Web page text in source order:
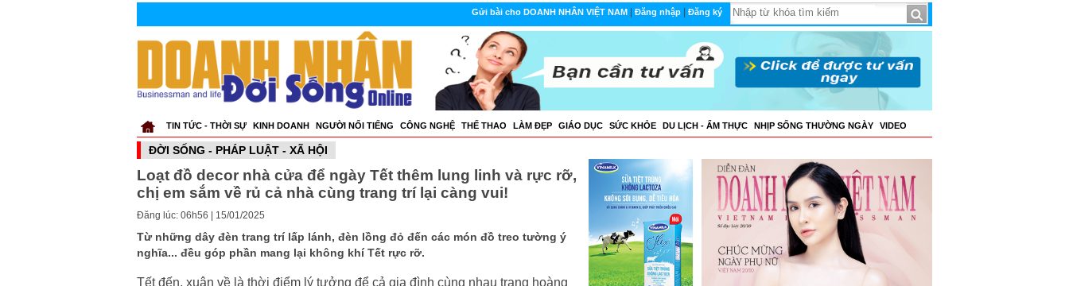
Gửi bài cho DOANH NHÂN VIỆT NAM| Đăng nhập| Đăng ký
TIN TỨC - THỜI SỰ KINH DOANH NGƯỜI NỔI TIẾNG CÔNG NGHỆ THẾ THAO LÀM ĐẸP GIÁO DỤC SỨC KHỎE DU LỊCH - ẨM THỰC NHỊP SỐNG THƯỜNG NGÀY VIDEO
ĐỜI SỐNG - PHÁP LUẬT - XÃ HỘI
Loạt đồ decor nhà cửa để ngày Tết thêm lung linh và rực rỡ,
chị em sắm về rủ cả nhà cùng trang trí lại càng vui!
Đăng lúc: 06h56 | 15/01/2025
Từ những dây đèn trang trí lấp lánh, đèn lồng đỏ đến các món đồ treo tường ý
nghĩa... đều góp phần mang lại không khí Tết rực rỡ.
Tết đến, xuân về là thời điểm lý tưởng để cả gia đình cùng nhau trang hoàng